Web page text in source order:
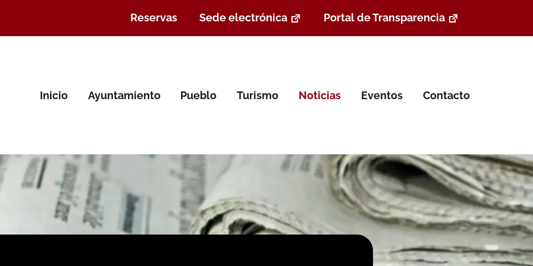
Reservas Sede electrónica Portal de Transparencia
Inicio Ayuntamiento Pueblo Turismo Noticias Eventos Contacto